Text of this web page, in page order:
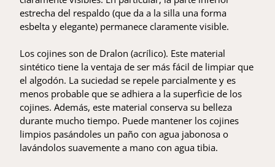
estrecha del respaldo (que da a la silla una forma
esbelta y elegante) permanece claramente visible.
Los cojines son de Dralon (acrílico). Este material
sintético tiene la ventaja de ser más fácil de limpiar que
el algodón. La suciedad se repele parcialmente y es
menos probable que se adhiera a la superficie de los
cojines. Además, este material conserva su belleza
durante mucho tiempo. Puede mantener los cojines
limpios pasándoles un paño con agua jabonosa o
lavándolos suavemente a mano con agua tibia.